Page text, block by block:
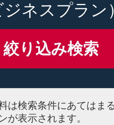
ネスプラン
絞り込み検索
は検索条件にあてはま
が表示されます。